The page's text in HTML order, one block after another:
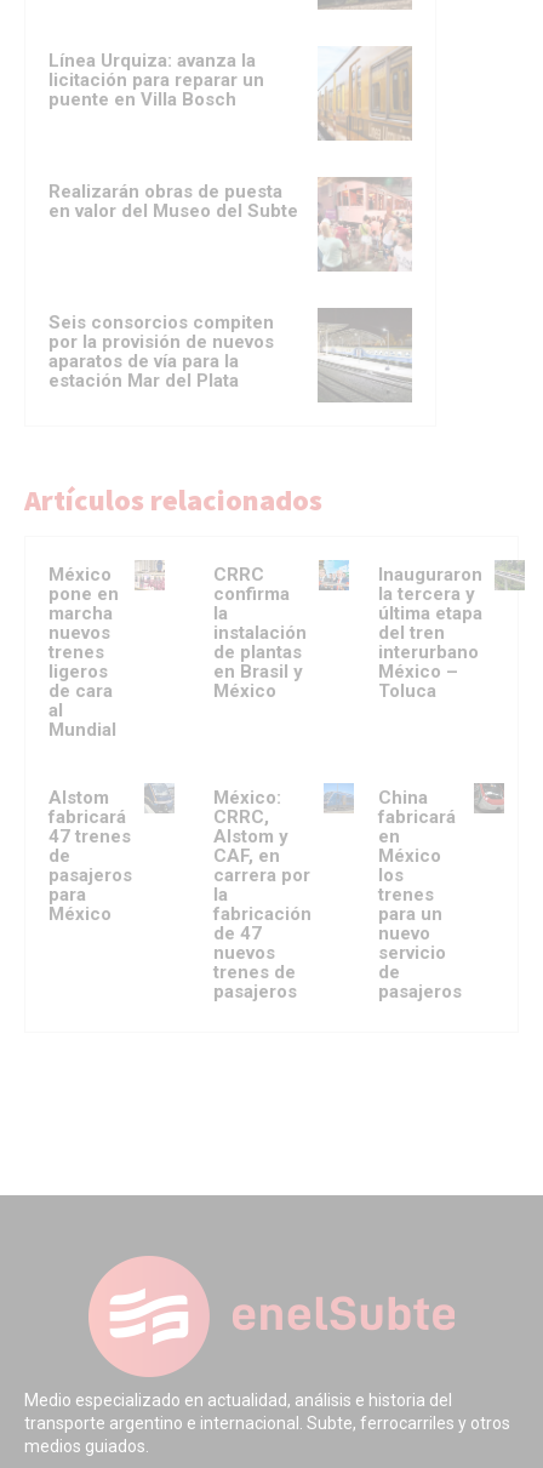
Línea Urquiza: avanza la
licitación para reparar un
puente en Villa Bosch
Realizarán obras de puesta
en valor del Museo del Subte
Seis consorcios compiten
por la provisión de nuevos
aparatos de vía para la
estación Mar del Plata
Artículos relacionados
México
pone en
marcha
nuevos
trenes
ligeros
de cara
al
Mundial
CRRC
confirma
la
instalación
de plantas
en Brasil y
México
Inauguraron
la tercera y
última etapa
del tren
interurbano
México –
Toluca
Alstom
fabricará
47 trenes
de
pasajeros
para
México
México:
CRRC,
Alstom y
CAF, en
carrera por
la
fabricación
de 47
nuevos
trenes de
pasajeros
China
fabricará
en
México
los
trenes
para un
nuevo
servicio
de
pasajeros
Medio especializado en actualidad, análisis e historia del
transporte argentino e internacional. Subte, ferrocarriles y otros
medios guiados.